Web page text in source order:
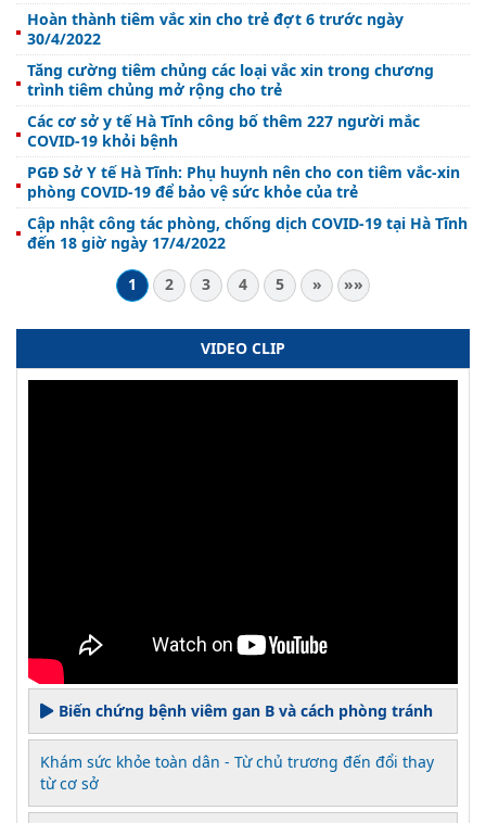
Hoàn thành tiêm vắc xin cho trẻ đợt 6 trước ngày
30/4/2022
Tăng cường tiêm chủng các loại vắc xin trong chương
trình tiêm chủng mở rộng cho trẻ
Các cơ sở y tế Hà Tĩnh công bố thêm 227 người mắc
COVID-19 khỏi bệnh
PGĐ Sở Y tế Hà Tĩnh: Phụ huynh nên cho con tiêm vắc-xin
phòng COVID-19 để bảo vệ sức khỏe của trẻ
Cập nhật công tác phòng, chống dịch COVID-19 tại Hà Tĩnh
đến 18 giờ ngày 17/4/2022
1
2 3 4 5 » »»
VIDEO CLIP
Biến chứng bệnh viêm gan B và cách phòng tránh
Khám sức khỏe toàn dân - Từ chủ trương đến đổi thay
từ cơ sở